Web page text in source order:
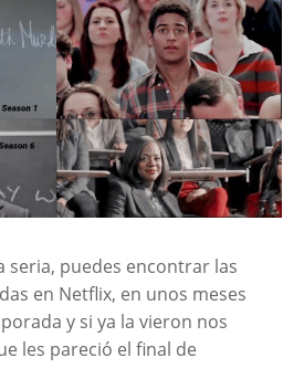
seria, puedes encontrar las
en Netflix, en unos meses
y si ya la vieron nos
les pareció el final de